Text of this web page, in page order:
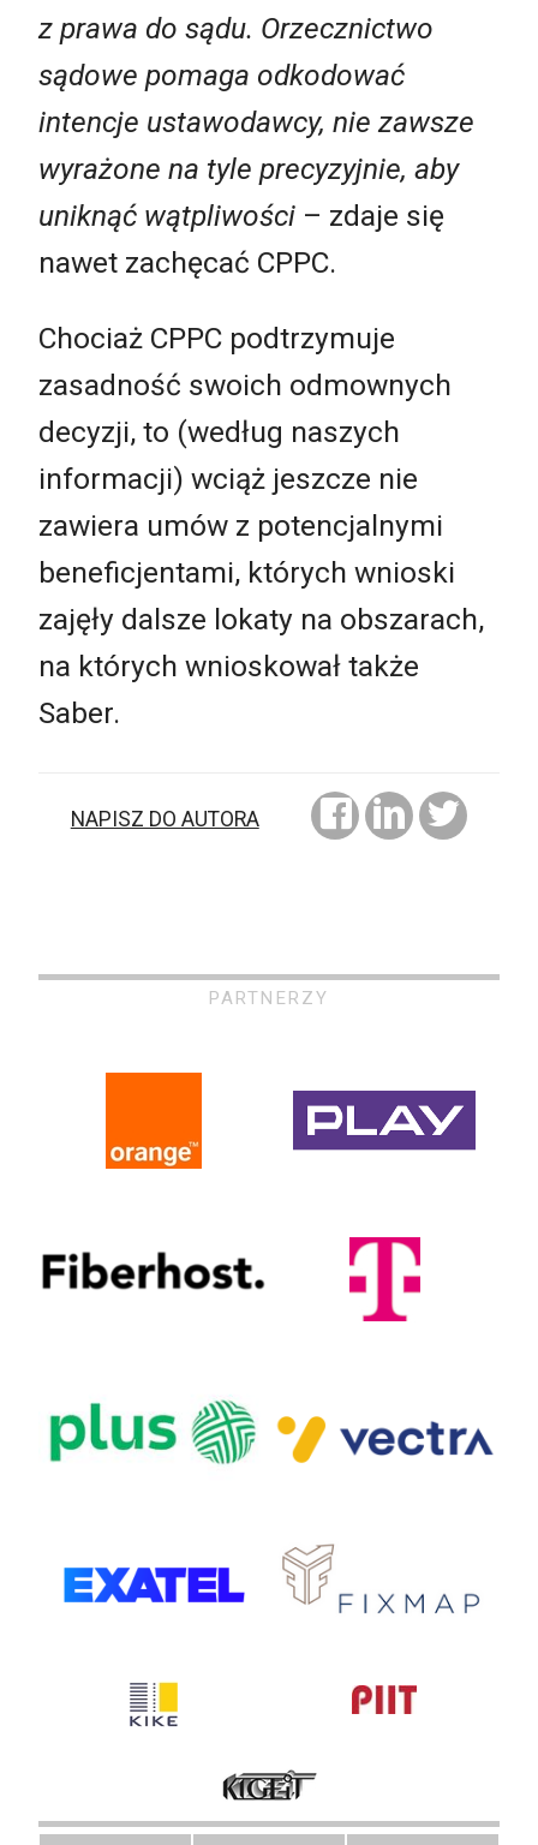
z prawa do sądu. Orzecznictwo
sądowe pomaga odkodować
intencje ustawodawcy, nie zawsze
wyrażone na tyle precyzyjnie, aby
uniknąć wątpliwości – zdaje się
nawet zachęcać CPPC.
Chociaż CPPC podtrzymuje
zasadność swoich odmownych
decyzji, to (według naszych
informacji) wciąż jeszcze nie
zawiera umów z potencjalnymi
beneficjentami, których wnioski
zajęły dalsze lokaty na obszarach,
na których wnioskował także
Saber.
NAPISZ DO AUTORA
PARTNERZY